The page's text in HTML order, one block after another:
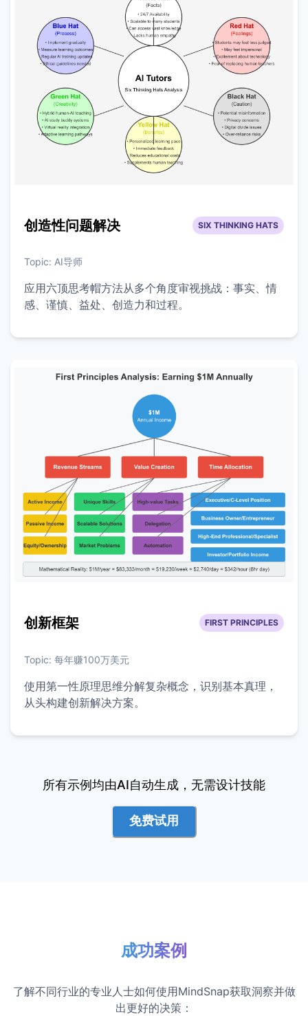
创造性问题解决 SIX THINKING HATS
Topic: AI导师
应用六顶思考帽方法从多个角度审视挑战：事实、情
感、谨慎、益处、创造力和过程。
创新框架 FIRST PRINCIPLES
Topic: 每年赚100万美元
使用第一性原理思维分解复杂概念，识别基本真理，
从头构建创新解决方案。
所有示例均由AI自动生成，无需设计技能
免费试用
成功案例
了解不同行业的专业人士如何使用MindSnap获取洞察并做
出更好的决策：